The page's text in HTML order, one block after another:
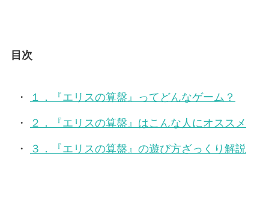
目次
１．『エリスの算盤』ってどんなゲーム？
２．『エリスの算盤』はこんな人にオススメ
３．『エリスの算盤』の遊び方ざっくり解説